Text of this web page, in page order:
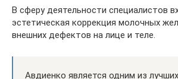
В сферу деятельности специалистов
эстетическая коррекция молочных
внешних дефектов на лице и теле.
Авдиенко является одним из